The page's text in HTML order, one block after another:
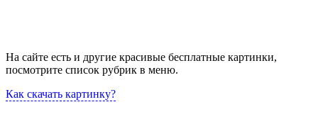
На сайте есть и другие красивые бесплатные картинки,
посмотрите список рубрик в меню.
Как скачать картинку?